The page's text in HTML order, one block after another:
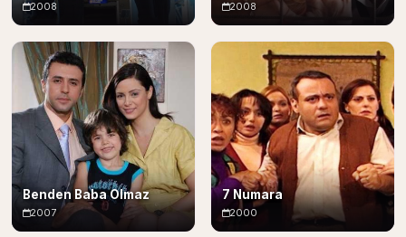
2008 2008
Benden Baba Olmaz
2007
7 Numara
2000